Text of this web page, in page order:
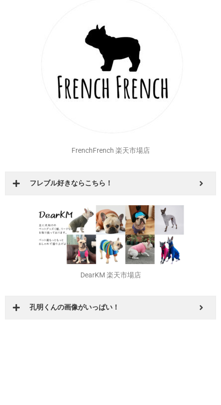
FrenchFrench 楽天市場店
フレブル好きならこちら！
DearKM 楽天市場店
孔明くんの画像がいっぱい！